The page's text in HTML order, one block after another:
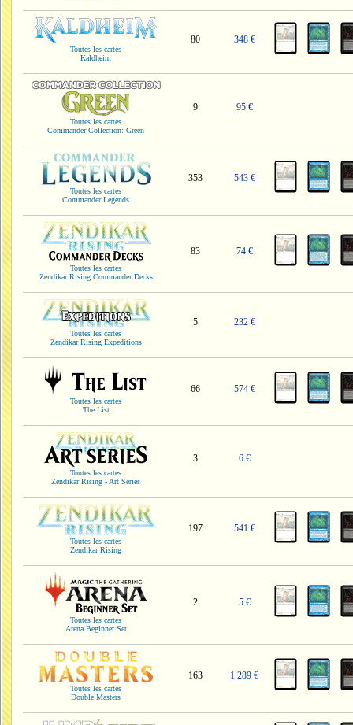
Toutes les cartes
Kaldheim
80 348 €
Toutes les cartes
Commander Collection: Green
9 95 €
Toutes les cartes
Commander Legends
353 543 €
Toutes les cartes
Zendikar Rising Commander Decks
83 74 €
Toutes les cartes
Zendikar Rising Expeditions
5 232 €
Toutes les cartes
The List
66 574 €
Toutes les cartes
Zendikar Rising - Art Series
3 6 €
Toutes les cartes
Zendikar Rising
197 541 €
Toutes les cartes
Arena Beginner Set
2 5 €
Toutes les cartes
Double Masters
163 1 289 €